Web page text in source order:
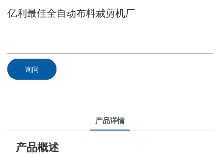
亿利最佳全自动布料裁剪机厂
询问
产品详情
产品概述